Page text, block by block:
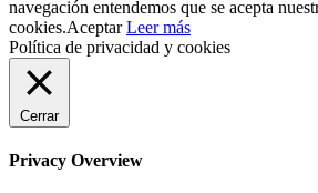
navegación entendemos que se acepta
cookies.Aceptar Leer más
Política de privacidad y cookies
Cerrar
Privacy Overview